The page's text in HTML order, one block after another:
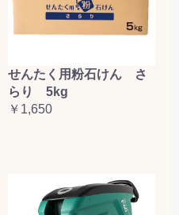
せんたく用粉石けん さ
らり 5kg
￥1,650